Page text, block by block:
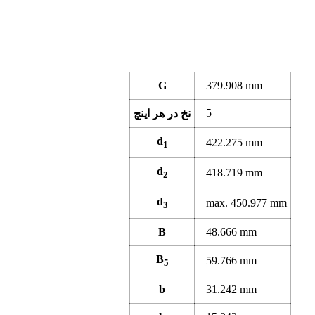
G 379.908mm
نخ در هر اینچ 5
d1 422.275mm
d2 418.719mm
d3 max. 450.977mm
B 48.666mm
B5 59.766mm
b 31.242mm